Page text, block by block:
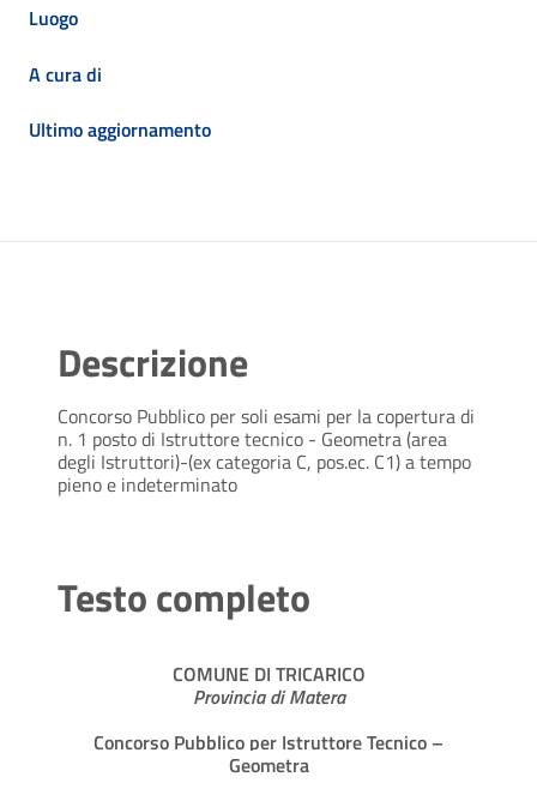
Luogo
A cura di
Ultimo aggiornamento
Descrizione
Concorso Pubblico per soli esami per la copertura di
n. 1 posto di Istruttore tecnico - Geometra (area
degli Istruttori)-(ex categoria C, pos.ec. C1) a tempo
pieno e indeterminato
Testo completo
COMUNE DI TRICARICO
Provincia di Matera
Concorso Pubblico per Istruttore Tecnico –
Geometra